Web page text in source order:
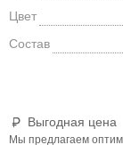
Выгодная цена
Мы предлагаем
Цвет
Состав